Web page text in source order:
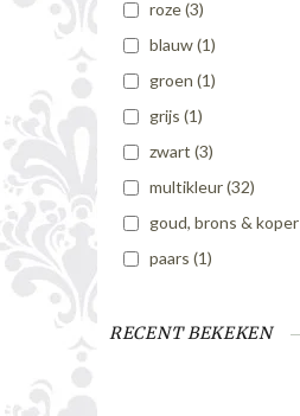
roze(3)
blauw(1)
groen (1)
grijs (1)
zwart (3)
multikleur(32)
goud, brons & koper
paars (1)
RECENT BEKEKEN